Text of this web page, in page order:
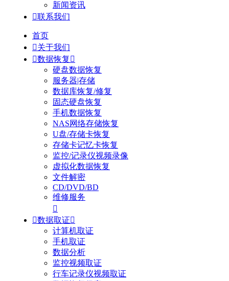
新闻资讯
联系我们
首页
关于我们
数据恢复 
硬盘数据恢复
服务器|存储
数据库恢复/修复
固态硬盘恢复
手机数据恢复
NAS网络存储恢复
U盘/存储卡恢复
存储卡记忆卡恢复
监控/记录仪视频录像
虚拟化数据恢复
文件解密
CD/DVD/BD
维修服务

数据取证
计算机取证
手机取证
数据分析
监控视频取证
行车记录仪视频取证